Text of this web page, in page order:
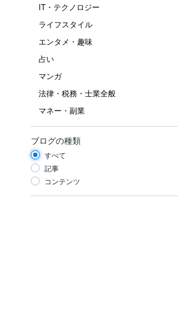
IT・テクノロジー
ライフスタイル
エンタメ・趣味
占い
マンガ
法律・税務・士業全般
マネー・副業
ブログの種類
すべて
記事
コンテンツ